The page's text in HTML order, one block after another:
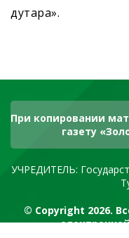
дутара».
При копировании
газету
УЧРЕДИТЕЛЬ:
© Copyright 2026.